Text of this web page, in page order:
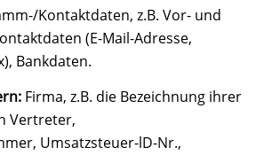
Kontaktdaten, z.B. Vor- und
(E-Mail-Adresse,
Bankdaten.
Firma, z.B. die Bezeichnung ihrer
Vertreter,
Umsatzsteuer-lD-Nr.,